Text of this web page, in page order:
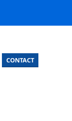
CONTACT